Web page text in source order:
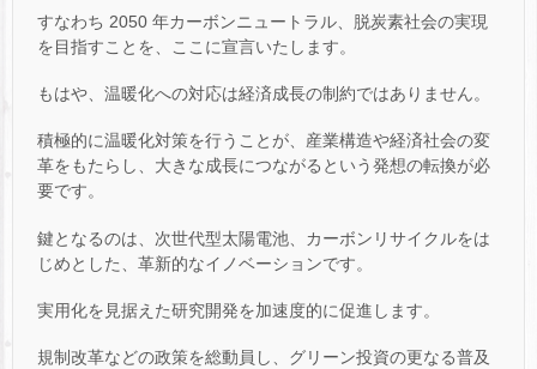
すなわち 2050 年カーボンニュートラル、脱炭素社会の実現
を目指すことを、ここに宣言いたします。
もはや、温暖化への対応は経済成長の制約ではありません。
積極的に温暖化対策を行うことが、産業構造や経済社会の変
革をもたらし、大きな成長につながるという発想の転換が必
要です。
鍵となるのは、次世代型太陽電池、カーボンリサイクルをは
じめとした、革新的なイノベーションです。
実用化を見据えた研究開発を加速度的に促進します。
規制改革などの政策を総動員し、グリーン投資の更なる普及